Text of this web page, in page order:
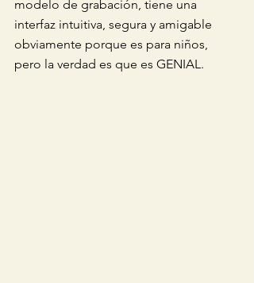
modelo de grabación, tiene una
interfaz intuitiva, segura y amigable
obviamente porque es para niños,
pero la verdad es que es GENIAL.